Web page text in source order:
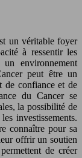
un véritable foyer
à ressentir les
environnement
peut être un
de confiance et de
du Cancer se
la possibilité de
investissements.
connaître pour sa
offrir un soutien
de créer